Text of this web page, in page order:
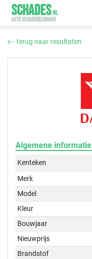
SCHADES.NL
AUTO SCHADEMELDINGEN
terug naar resultaten
Algemene informatie
Kenteken
Merk
Model
Kleur
Bouwjaar
Nieuwprijs
Brandstof